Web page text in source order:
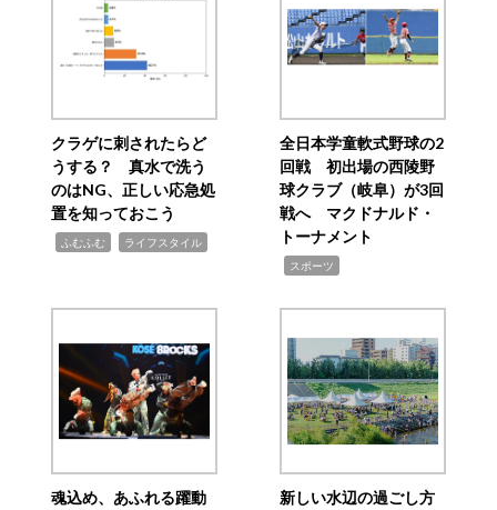
クラゲに刺されたらど
うする？ 真水で洗う
のはNG、正しい応急処
置を知っておこう
ふむふむ ライフスタイル
全日本学童軟式野球の2
回戦 初出場の西陵野
球クラブ（岐阜）が3回
戦へ マクドナルド・
トーナメント
スポーツ
魂込め、あふれる躍動 新しい水辺の過ごし方